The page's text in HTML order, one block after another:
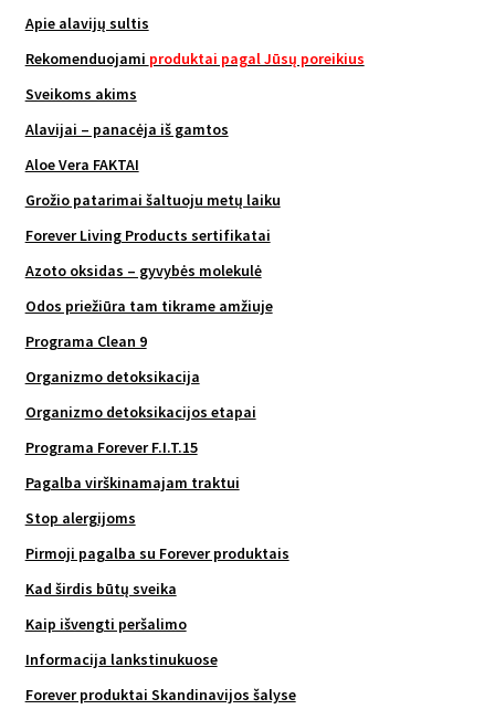
Apie alavijų sultis
Rekomenduojami produktai pagal Jūsų poreikius
Sveikoms akims
Alavijai – panacėja iš gamtos
Aloe Vera FAKTAI
Grožio patarimai šaltuoju metų laiku
Forever Living Products sertifikatai
Azoto oksidas – gyvybės molekulė
Odos priežiūra tam tikrame amžiuje
Programa Clean 9
Organizmo detoksikacija
Organizmo detoksikacijos etapai
Programa Forever F.I.T.15
Pagalba virškinamajam traktui
Stop alergijoms
Pirmoji pagalba su Forever produktais
Kad širdis būtų sveika
Kaip išvengti peršalimo
Informacija lankstinukuose
Forever produktai Skandinavijos šalyse